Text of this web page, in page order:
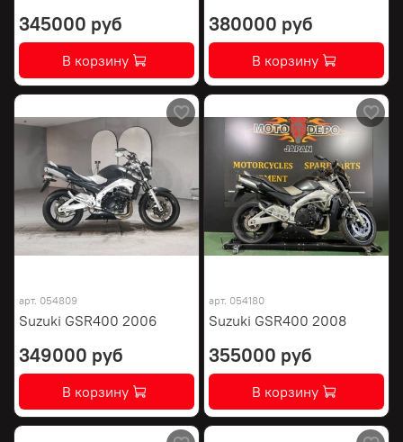
345000 руб
В корзину
380000 руб
В корзину
арт. 054809
Suzuki GSR400 2006
349000 руб
В корзину
арт. 054180
Suzuki GSR400 2008
355000 руб
В корзину